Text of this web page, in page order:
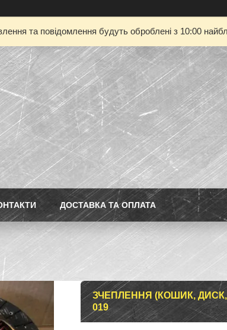
та повідомлення будуть оброблені з 10:00
ДОСТАВКА ТА ОПЛАТА
ЗЧЕПЛЕННЯ (КОШИК, ДИСК,
019